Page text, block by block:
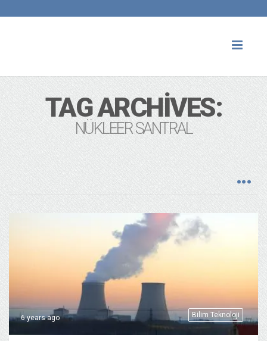
TAG ARCHIVES:
NÜKLEER SANTRAL
Bilim Teknoloji
6 years ago